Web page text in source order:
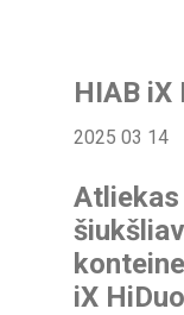
HIAB iX
2025 03 14
iX